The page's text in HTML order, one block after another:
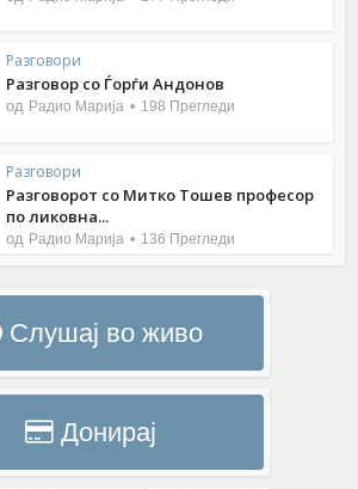
Разговори
Разговор со Ѓорѓи Андонов
од Радио Марија 198 Прегледи
Разговори
Разговорот со Митко Тошев професор
по ликовна...
од Радио Марија 136 Прегледи
Слушај во живо
Донирај